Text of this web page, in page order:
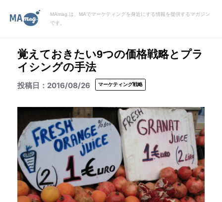
MAmag.は、MAでマーケティングを身近にする情報を提供するマガジン
です。
覚えておきたい9つの価格戦略とプラ
イシングの手法
2016/08/26 マーケティング戦略